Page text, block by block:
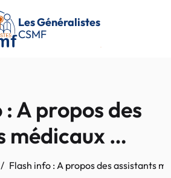
Les Généralistes
CSMF
A propos des
médicaux …
Flash info : A propos des assistants